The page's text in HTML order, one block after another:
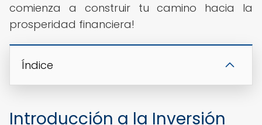
comienza a construir tu camino hacia la
prosperidad financiera!
Índice
Introducción a la Inversión